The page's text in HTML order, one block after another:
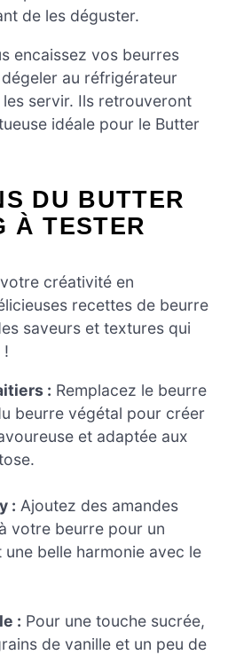
de les déguster.
encaissez vos beurres
au réfrigérateur
servir. Ils retrouveront
idéale pour le Butter
DU BUTTER
À TESTER
créativité en
recettes de beurre
saveurs et textures qui
!
: Remplacez le beurre
beurre végétal pour créer
et adaptée aux
: Ajoutez des amandes
votre beurre pour un
belle harmonie avec le
: Pour une touche sucrée,
de vanille et un peu de